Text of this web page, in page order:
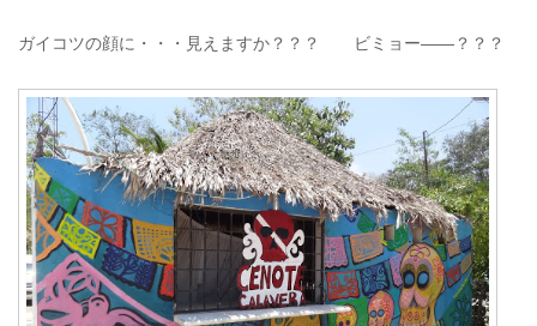
ガイコツの顔に・・・見えますか？？？ ビミョー――？？？